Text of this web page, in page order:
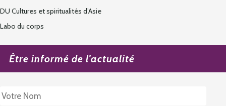
DU Cultures et spiritualités d’Asie
Labo du corps
Être informé de l'actualité